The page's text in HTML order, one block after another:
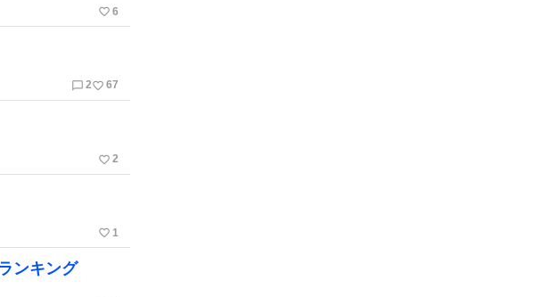
favorite_border 6
chat_bubble_outline 2favorite_border 67
favorite_border 2
favorite_border 1
ンキング